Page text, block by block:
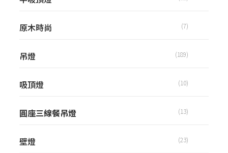
原木時尚 (7)
吊燈 (189)
吸頂燈 (10)
圓座三線餐吊燈 (13)
壁燈 (23)